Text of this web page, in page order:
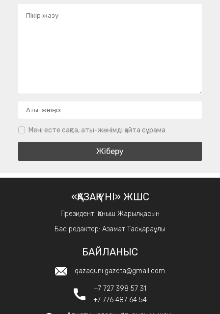
Мені есте сақта, аты-жөнімді қайта сұрама
«ҚАЗАҚ ҮНІ» ЖШС
Президент: Қаныш Жарылқасын
Бас редактор: Азамат Тасқараұлы
БАЙЛАНЫС
qazaquni.gazeta@gmail.com
+7 727 398 57 31
+7 776 487 64 54